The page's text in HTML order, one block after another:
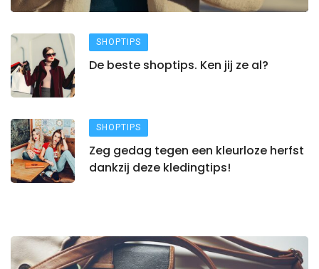
SHOPTIPS
De beste shoptips. Ken jij ze al?
SHOPTIPS
Zeg gedag tegen een kleurloze herfst
dankzij deze kledingtips!